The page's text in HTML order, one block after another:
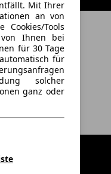
Mit Ihrer
an von
Tools
Ihnen bei
für 30 Tage
für
solcher
ganz oder